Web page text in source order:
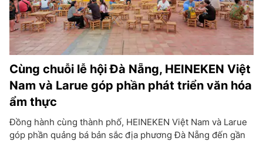
Cùng chuỗi lễ hội Đà Nẵng, HEINEKEN Việt
Nam và Larue góp phần phát triển văn hóa
ẩm thực
Đồng hành cùng thành phố, HEINEKEN Việt Nam và Larue
góp phần quảng bá bản sắc địa phương Đà Nẵng đến gần